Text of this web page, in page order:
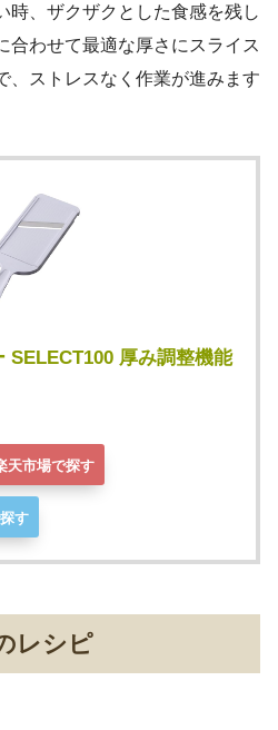
時、ザクザクとした食感を残し
合わせて最適な厚さにスライス
、ストレスなく作業が進みます
SELECT100 厚み調整機能
天市場で探す
す
レシピ